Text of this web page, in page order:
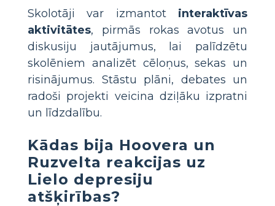
Skolotāji var izmantot interaktīvas
aktivitātes, pirmās rokas avotus un
diskusiju jautājumus, lai palīdzētu
skolēniem analizēt cēloņus, sekas un
risinājumus. Stāstu plāni, debates un
radoši projekti veicina dziļāku izpratni
un līdzdalību.
Kādas bija Hoovera un
Ruzvelta reakcijas uz
Lielo depresiju
atšķirības?